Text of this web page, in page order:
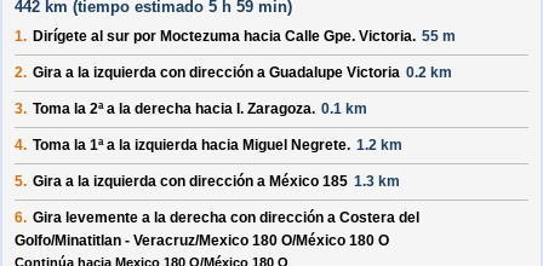
442 km (tiempo estimado 5 h 59 min)
1. Dirígete al sur por Moctezuma hacia Calle Gpe. Victoria. 55 m
2. Gira a la izquierda con dirección a Guadalupe Victoria 0.2 km
3. Toma la 2ª a la derecha hacia I. Zaragoza. 0.1 km
4. Toma la 1ª a la izquierda hacia Miguel Negrete. 1.2 km
5. Gira a la izquierda con dirección a México 185 1.3 km
6. Gira levemente a la derecha con dirección a Costera del
Golfo/Minatitlan - Veracruz/Mexico 180 O/México 180 O
Continúa hacia Mexico 180 O/México 180 O